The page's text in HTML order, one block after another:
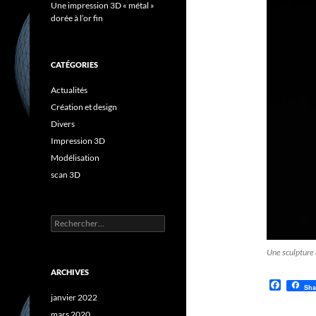
Une sculpture
F
Une impression 3D « métal »
dorée à l’or fin
CATÉGORIES
Actualités
Création et design
Divers
Impression 3D
Modélisation
scan 3D
Rechercher :
ARCHIVES
janvier 2022